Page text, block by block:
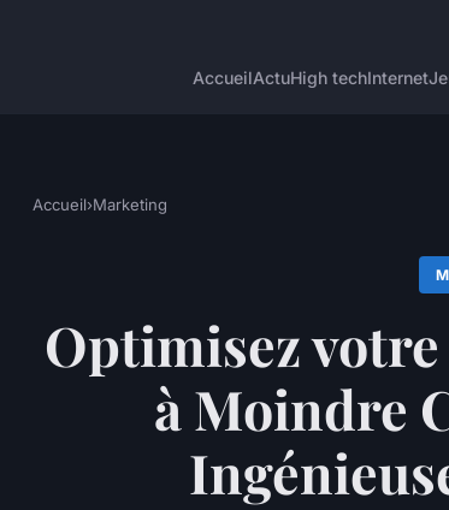
AccueilActuHigh techInternet
Accueil›Marketing
Optimisez
à Moindre